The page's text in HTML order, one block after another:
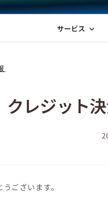
ロリポップ！レンタルサーバー
サービス expand_more
クレジット
ございます。